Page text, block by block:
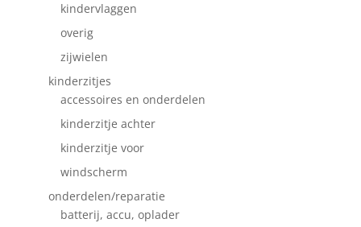
kindervlaggen
overig
zijwielen
kinderzitjes
accessoires en onderdelen
kinderzitje achter
kinderzitje voor
windscherm
onderdelen/reparatie
batterij, accu, oplader